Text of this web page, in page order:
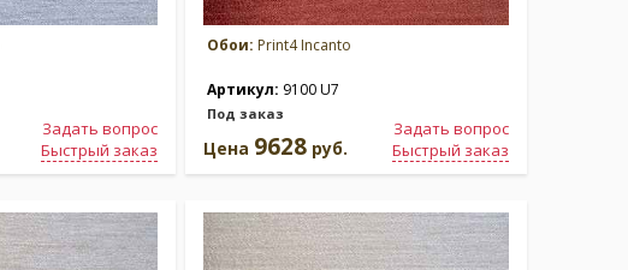
Via Monte Napoleone
Бренд:Print4 Бренд:Print4
Задать вопрос
Быстрый заказ
Обои: Print4 Incanto
Артикул: 9100 U7
Под заказ
Задать вопрос
Быстрый заказ
Цена 9628 руб.